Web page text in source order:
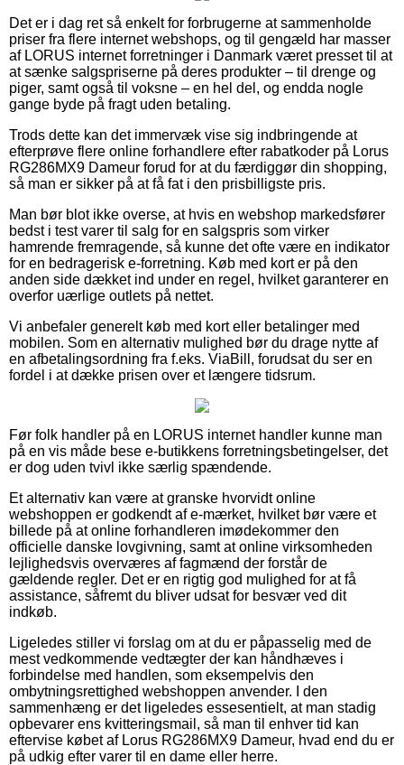
Det er i dag ret så enkelt for forbrugerne at sammenholde
priser fra flere internet webshops, og til gengæld har masser
af LORUS internet forretninger i Danmark været presset til at
at sænke salgspriserne på deres produkter – til drenge og
piger, samt også til voksne – en hel del, og endda nogle
gange byde på fragt uden betaling.
Trods dette kan det immervæk vise sig indbringende at
efterprøve flere online forhandlere efter rabatkoder på Lorus
RG286MX9 Dameur forud for at du færdiggør din shopping,
så man er sikker på at få fat i den prisbilligste pris.
Man bør blot ikke overse, at hvis en webshop markedsfører
bedst i test varer til salg for en salgspris som virker
hamrende fremragende, så kunne det ofte være en indikator
for en bedragerisk e-forretning. Køb med kort er på den
anden side dækket ind under en regel, hvilket garanterer en
overfor uærlige outlets på nettet.
Vi anbefaler generelt køb med kort eller betalinger med
mobilen. Som en alternativ mulighed bør du drage nytte af
en afbetalingsordning fra f.eks. ViaBill, forudsat du ser en
fordel i at dække prisen over et længere tidsrum.
Før folk handler på en LORUS internet handler kunne man
på en vis måde bese e-butikkens forretningsbetingelser, det
er dog uden tvivl ikke særlig spændende.
Et alternativ kan være at granske hvorvidt online
webshoppen er godkendt af e-mærket, hvilket bør være et
billede på at online forhandleren imødekommer den
officielle danske lovgivning, samt at online virksomheden
lejlighedsvis overværes af fagmænd der forstår de
gældende regler. Det er en rigtig god mulighed for at få
assistance, såfremt du bliver udsat for besvær ved dit
indkøb.
Ligeledes stiller vi forslag om at du er påpasselig med de
mest vedkommende vedtægter der kan håndhæves i
forbindelse med handlen, som eksempelvis den
ombytningsrettighed webshoppen anvender. I den
sammenhæng er det ligeledes essesentielt, at man stadig
opbevarer ens kvitteringsmail, så man til enhver tid kan
eftervise købet af Lorus RG286MX9 Dameur, hvad end du er
på udkig efter varer til en dame eller herre.